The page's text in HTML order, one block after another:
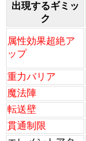
出現するギミッ
ク
属性効果超絶ア
ップ
重力バリア
魔法陣
転送壁
貫通制限